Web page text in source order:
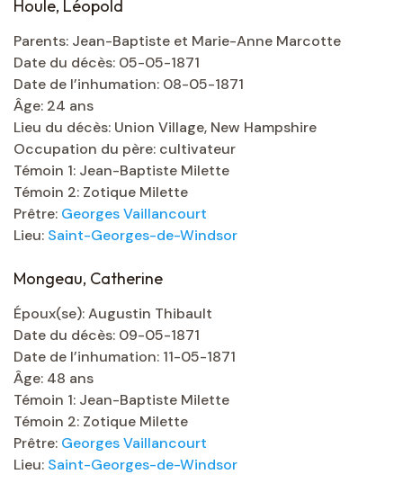
Houle, Léopold
Parents: Jean-Baptiste et Marie-Anne Marcotte
Date du décès: 05-05-1871
Date de l’inhumation: 08-05-1871
Âge: 24 ans
Lieu du décès: Union Village, New Hampshire
Occupation du père: cultivateur
Témoin 1: Jean-Baptiste Milette
Témoin 2: Zotique Milette
Prêtre: Georges Vaillancourt
Lieu: Saint-Georges-de-Windsor
Mongeau, Catherine
Époux(se): Augustin Thibault
Date du décès: 09-05-1871
Date de l’inhumation: 11-05-1871
Âge: 48 ans
Témoin 1: Jean-Baptiste Milette
Témoin 2: Zotique Milette
Prêtre: Georges Vaillancourt
Lieu: Saint-Georges-de-Windsor